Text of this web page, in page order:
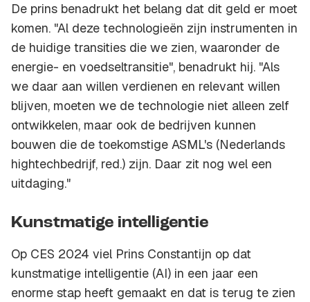
De prins benadrukt het belang dat dit geld er moet
komen. "Al deze technologieën zijn instrumenten in
de huidige transities die we zien, waaronder de
energie- en voedseltransitie", benadrukt hij. "Als
we daar aan willen verdienen en relevant willen
blijven, moeten we de technologie niet alleen zelf
ontwikkelen, maar ook de bedrijven kunnen
bouwen die de toekomstige ASML's (Nederlands
hightechbedrijf, red.) zijn. Daar zit nog wel een
uitdaging."
Kunstmatige intelligentie
Op CES 2024 viel Prins Constantijn op dat
kunstmatige intelligentie (AI) in een jaar een
enorme stap heeft gemaakt en dat is terug te zien